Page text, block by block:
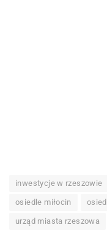
inwestycje w rzeszowie
osiedle miłocin
urząd miasta rzeszowa